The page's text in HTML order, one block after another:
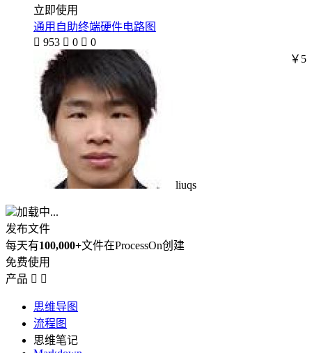
立即使用
通用自助终端硬件电路图
 953  0  0
liuqs
￥5
加载中...
发布文件
每天有100,000+文件在ProcessOn创建
免费使用
产品  
思维导图
流程图
思维笔记